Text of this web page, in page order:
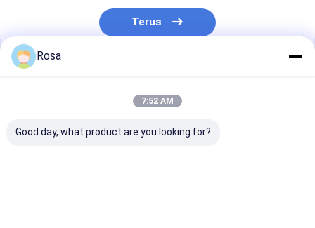
Terus
Kategori Kami
Rosa
7:52 AM
Good day, what product are you looking for?